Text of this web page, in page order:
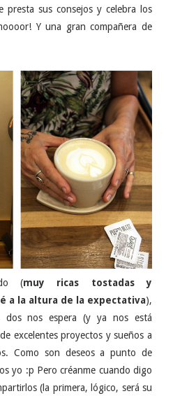
presta sus consejos y celebra los
Y una gran compañera de
(muy ricas tostadas y
a la altura de la expectativa),
dos nos espera (y ya nos está
excelentes proyectos y sueños a
Como son deseos a punto de
yo :p Pero créanme cuando digo
(la primera, lógico, será su